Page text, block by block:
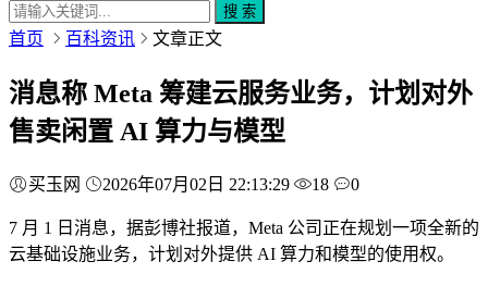
搜 索
首页 百科资讯 文章正文
消息称 Meta 筹建云服务业务，计划对外
售卖闲置 AI 算力与模型
买玉网 2026年07月02日 22:13:29 18 0
7 月 1 日消息，据彭博社报道，Meta 公司正在规划一项全新的
云基础设施业务，计划对外提供 AI 算力和模型的使用权。